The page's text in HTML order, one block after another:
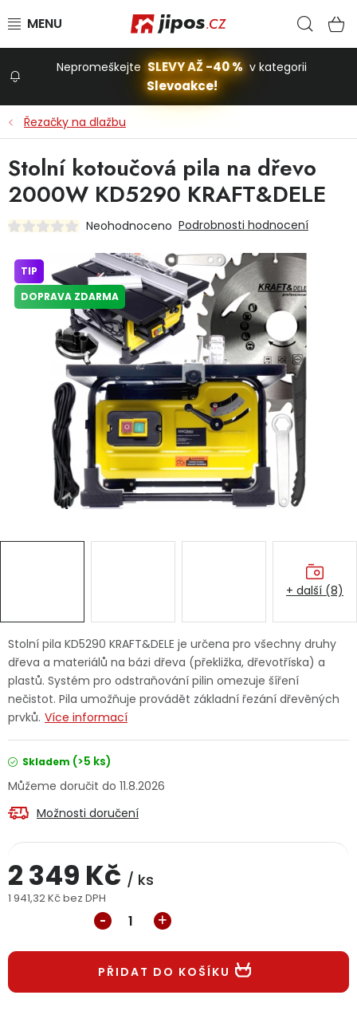
Stavba a dům
Domácnost
Dětská hřiště
Autodoplňky
Vánoce
Ochranné pomůcky
Značky
Servis nářadí Hodnocení obchodu
Reklamační formulář Odstoupení ve lhůtě 14 dní
Obchodní podmínky Reklamační řád
Nepromeškejte SLEVY AŽ -40 % v kategorii
Slevoakce!
Řezačky na dlažbu
Stolní pila KD5290 KRAFT&DELE je určena pro všechny druhy
dřeva a materiálů na bázi dřeva (překližka, dřevotříska) a
plastů. Systém pro odstraňování pilin omezuje šíření
nečistot. Pila umožňuje provádět základní řezání dřevěných
prvků. Více informací
Skladem (>5 ks)
11.8.2026
Možnosti doručení
2 349 Kč / ks
1 941,32 Kč bez DPH
PŘIDAT DO KOŠÍKU
Stolní kotoučová pila na dřevo
2000W KD5290 KRAFT&DELE
Neohodnoceno Podrobnosti hodnocení
TIP
DOPRAVA ZDARMA
+ další (8)